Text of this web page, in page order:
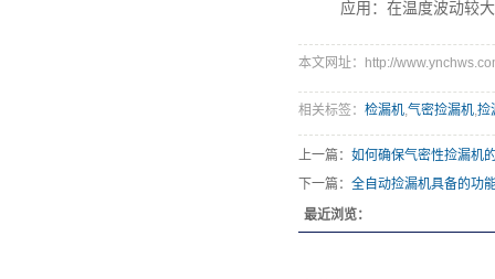
应用：在温度波动较大
本文网址：http://
相关标签： 检漏机,气密捡漏机,捡
上一篇： 如何确保气密性捡漏机
下一篇： 全自动捡漏机具备的功
最近浏览：